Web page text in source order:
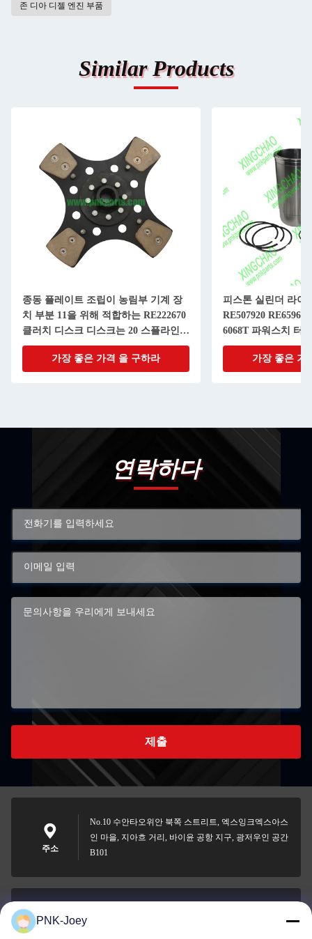
존 디아 디젤 엔진 부품
Similar Products
종동 플레이트 조립이 농림부 기계 장
치 부분 11을 위해 적합하는 RE222670
클러치 디스크 디스크는 20 스플라인으
로 조금씩 움직입니다
가장 좋은 가격 을 구하라
피스톤 실린더 라이
RE507920 RE65967
6068T 파워스치 터
가장 좋은 가
연락하다
제출
주소
No.10 수안타오위안 북쪽 스트리트, 엑스잉크엑스아스
인 마을, 지아흐 거리, 바이윤 공항 지구, 광저우인 공간
B101
PNK-Joey